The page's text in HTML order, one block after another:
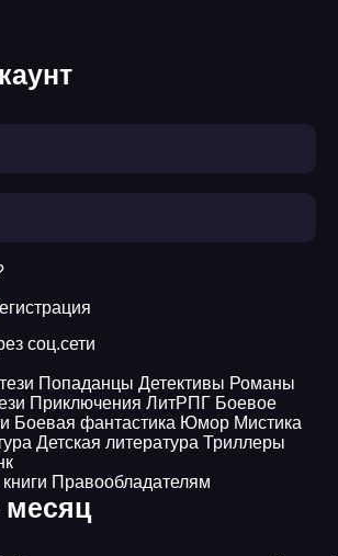
соц.сети
Попаданцы Детективы Романы
Приключения ЛитРПГ Боевое
Боевая фантастика Юмор Мистика
Детская литература Триллеры
Правообладателям
месяц